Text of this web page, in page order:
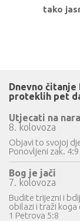
tako
Dnevno čitanje
proteklih pet
Utjecati na
8. kolovoza
Objavi to svojoj
Ponovljeni zak. 4:9
Bog je jači
7. kolovoza
Budite trijezni i
obilazi i traži
1 Petrova 5:8